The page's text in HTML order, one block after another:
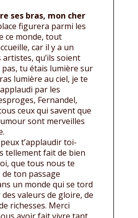
ses bras, mon cher
figurera parmi les
ce monde, tout
car il y a un
artistes, qu’ils soient
tu étais lumière sur
lumière au ciel, je te
par les
Fernandel,
ceux qui savent que
sont merveilles
t’applaudir toi-
tellement fait de bien
que tous nous te
ton passage
un monde qui se tord
valeurs de gloire, de
richesses. Merci